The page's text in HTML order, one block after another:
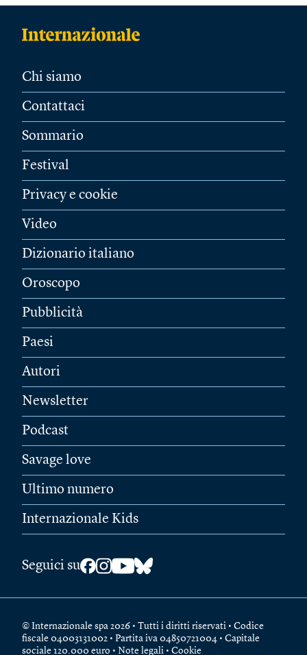
Chi siamo
Contattaci
Sommario
Festival
Privacy e cookie
Video
Dizionario italiano
Oroscopo
Pubblicità
Paesi
Autori
Newsletter
Podcast
Savage love
Ultimo numero
Internazionale Kids
Seguici su
© Internazionale spa 2026 • Tutti i diritti riservati • Codice
fiscale 04003131002 • Partita iva 04850721004 • Capitale
sociale 120.000 euro • Note legali • Cookie